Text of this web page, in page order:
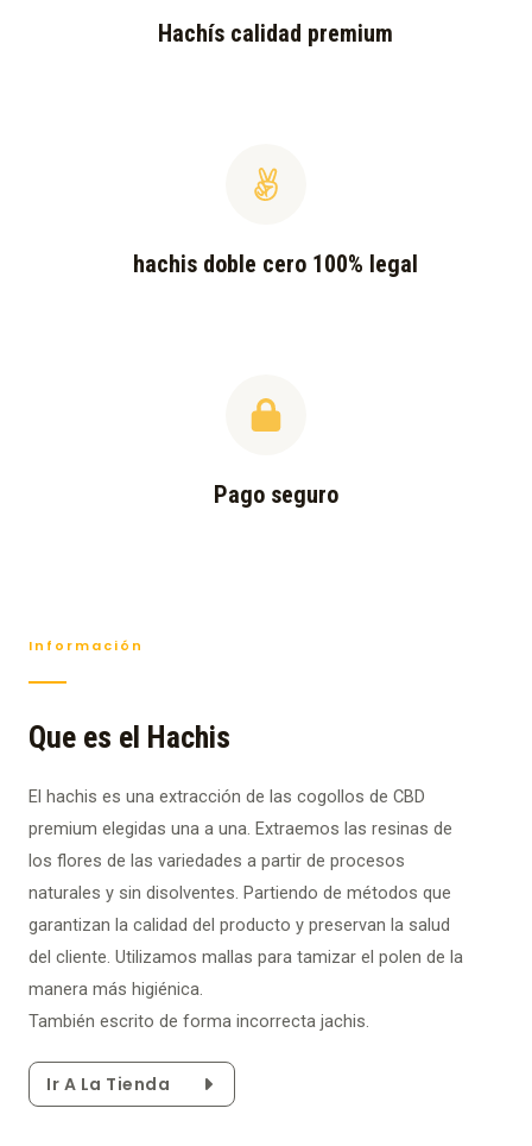
Hachís calidad premium
hachis doble cero 100% legal
Pago seguro
Información
Que es el Hachis
El hachis es una extracción de las cogollos de CBD
premium elegidas una a una. Extraemos las resinas de
los flores de las variedades a partir de procesos
naturales y sin disolventes. Partiendo de métodos que
garantizan la calidad del producto y preservan la salud
del cliente. Utilizamos mallas para tamizar el polen de la
manera más higiénica.
También escrito de forma incorrecta jachis.
Ir A La Tienda